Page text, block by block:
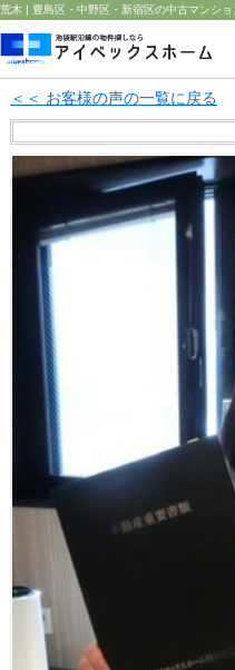
＜＜ お客様の声の一覧に戻る